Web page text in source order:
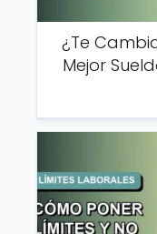
¿Te
Mejor